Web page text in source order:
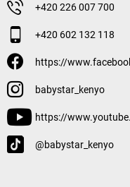
+420 226 007 700
+420 602 132 118
https://
babystar_kenyo
https://
@babystar_kenyo